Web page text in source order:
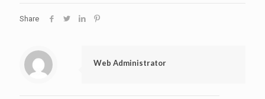
Share
Web Administrator